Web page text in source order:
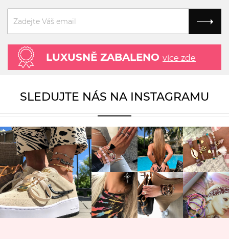
LUXUSNĚ ZABALENO více zde
SLEDUJTE NÁS NA INSTAGRAMU